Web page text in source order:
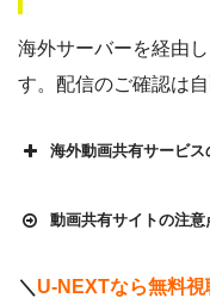
海外サーバーを経由
す。配信のご確認は
海外動画共有サービ
動画共有サイトの注意
＼ U-NEXTなら無料視